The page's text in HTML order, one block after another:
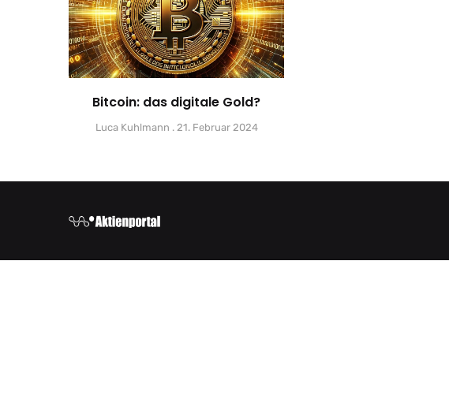
Bitcoin: das digitale Gold?
Luca Kuhlmann 21. Februar 2024